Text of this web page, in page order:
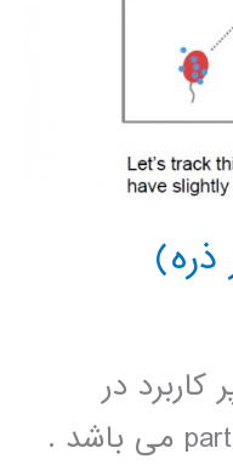
کاربرد در
پردازش ویدئو particle filter می باشد .